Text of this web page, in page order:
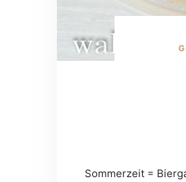
Sommerzeit =